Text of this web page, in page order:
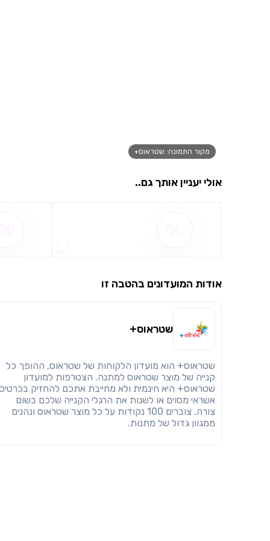
מקור התמונה: שטראוס+
אולי יעניין אותך גם..
אודות המועדונים בהטבה זו
שטראוס+
שטראוס+ הוא מועדון הלקוחות של שטראוס, ההופך כל
קנייה של מוצר שטראוס למתנה. הצטרפות למועדון
שטראוס+ היא חינמית ולא מחייבת אתכם להחזיק
אשראי מסוים או לשנות את הרגלי הקנייה שלכם בשום
צורה. צוברים 100 נקודות על כל מוצר שטראוס ונהנים
ממגוון גדול של מתנות.